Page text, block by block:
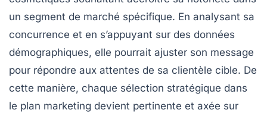
un segment de marché spécifique. En analysant sa
concurrence et en s’appuyant sur des données
démographiques, elle pourrait ajuster son message
pour répondre aux attentes de sa clientèle cible. De
cette manière, chaque sélection stratégique dans
le plan marketing devient pertinente et axée sur